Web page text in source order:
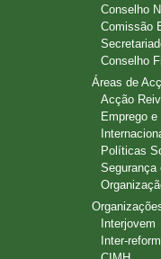
Conselho
Comissão
Conselho
Áreas de
Acção
Emprego
Políticas
Segurança
Interjovem
Inter-